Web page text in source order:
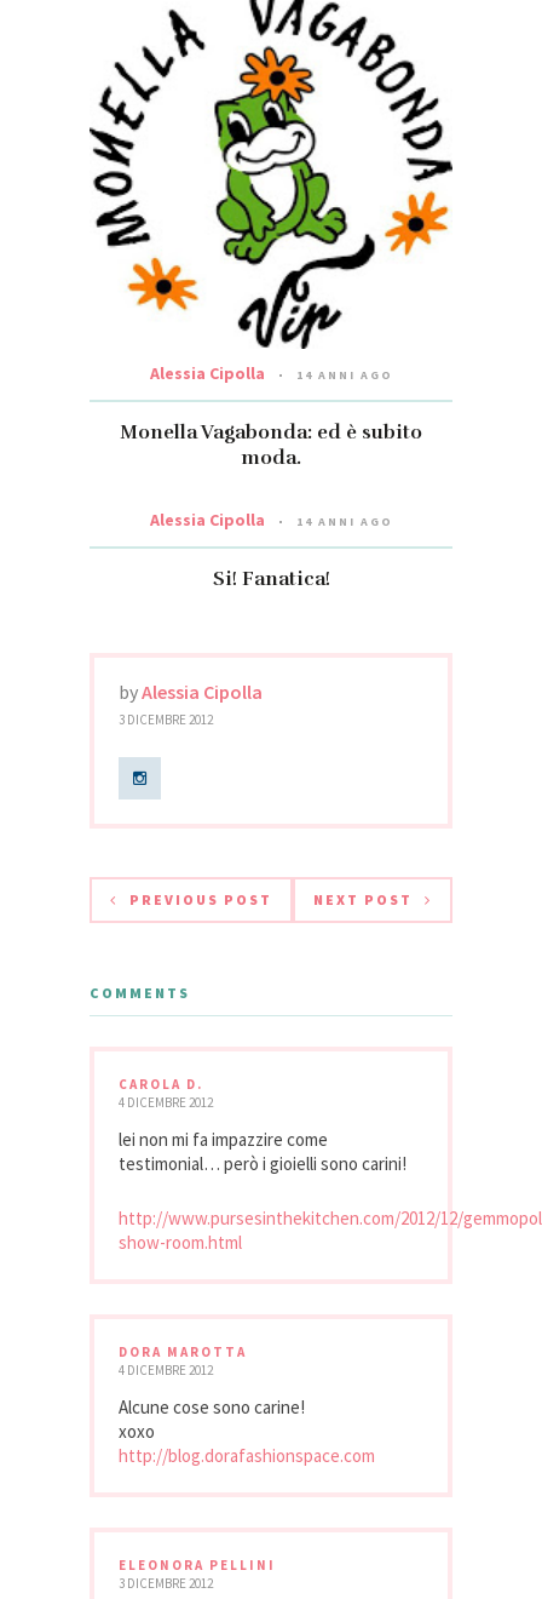
Alessia Cipolla 14 ANNI AGO
Monella Vagabonda: ed è subito
moda.
Alessia Cipolla 14 ANNI AGO
Si! Fanatica!
byAlessia Cipolla
3 DICEMBRE 2012
PREVIOUS POST NEXT POST
COMMENTS
CAROLA D.
4 DICEMBRE 2012
lei non mi fa impazzire come
testimonial… però i gioielli sono carini!
http://www.pursesinthekitchen.com/2012/12/
show-room.html
DORA MAROTTA
4 DICEMBRE 2012
Alcune cose sono carine!
xoxo
http://blog.dorafashionspace.com
ELEONORA PELLINI
3 DICEMBRE 2012